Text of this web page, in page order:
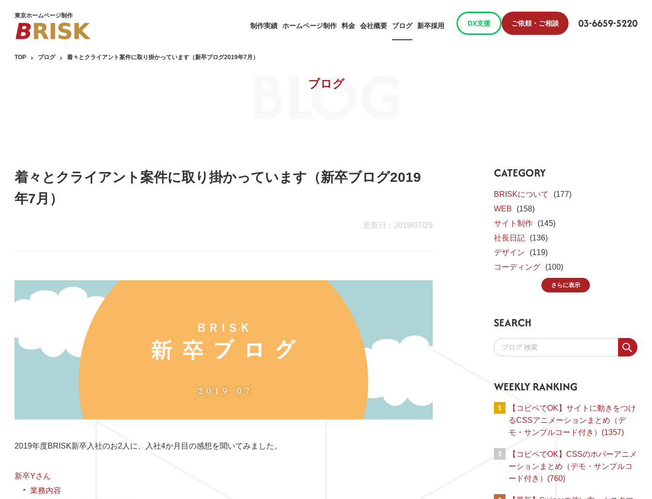
東京ホームページ制作
制作実績 ホームページ制作 料金 会社概要 ブログ 新卒採用 DX支援 ご依頼・ご相談 03-6659-5220
ブログ
BLOG
TOP ブログ 着々とクライアント案件に取り掛かっています（新卒ブログ2019年7月）
着々とクライアント案件に取り掛かっています（新卒ブログ2019
年7月）
更新日：2019/07/29
2019年度BRISK新卒入社のお2人に、入社4か月目の感想を聞いてみました。
新卒Yさん
業務内容
CATEGORY
BRISKについて
(177)
WEB
(158)
サイト制作
(145)
社長日記
(136)
デザイン
(119)
コーディング
(100)
さらに表示
SEARCH
WEEKLY RANKING
1
【コピペでOK】サイトに動きをつけ
るCSSアニメーションまとめ（デ
モ・サンプルコード付き）(1357)
2
【コピペでOK】CSSのホバーアニメ
ーションまとめ（デモ・サンプルコ
ード付き）(760)